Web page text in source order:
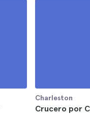
Charleston
Crucero por